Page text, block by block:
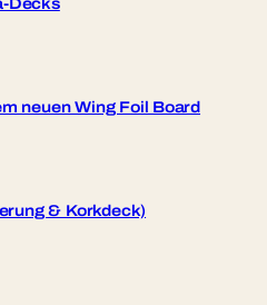
Decks
neuen Wing Foil Board
& Korkdeck)